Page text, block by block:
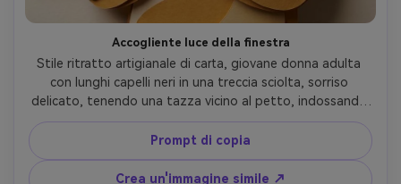
Accogliente luce della finestra
Stile ritratto artigianale di carta, giovane donna adulta
con lunghi capelli neri in una treccia sciolta, sorriso
delicato, tenendo una tazza vicino al petto, indossando
un maglione a maglia oversized reso come struttura di
carta piegata, scena della finestra interna con tende
tagliate in carta e sagome della città a strati fuori, calda
luce della finestra del mattino, impilamento di ombre
Prompt di copia
Crea un'immagine simile ↗